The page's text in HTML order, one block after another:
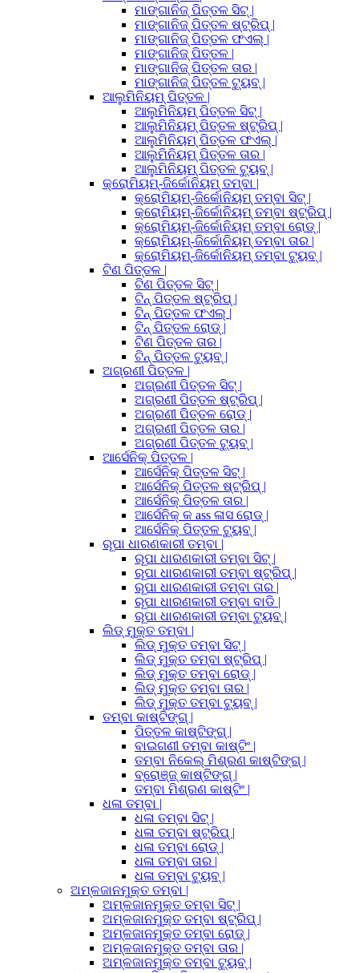
ମାଙ୍ଗାନିଜ୍ ପିତ୍ତଳ ସିଟ୍ |
ମାଙ୍ଗାନିଜ୍ ପିତ୍ତଳ ଷ୍ଟ୍ରିପ୍ |
ମାଙ୍ଗାନିଜ୍ ପିତ୍ତଳ ଫଏଲ୍ |
ମାଙ୍ଗାନିଜ୍ ପିତ୍ତଳ |
ମାଙ୍ଗାନିଜ୍ ପିତ୍ତଳ ତାର |
ମାଙ୍ଗାନିଜ୍ ପିତ୍ତଳ ଟ୍ୟୁବ୍ |
ଆଲୁମିନିୟମ୍ ପିତ୍ତଳ |
ଆଲୁମିନିୟମ୍ ପିତ୍ତଳ ସିଟ୍ |
ଆଲୁମିନିୟମ୍ ପିତ୍ତଳ ଷ୍ଟ୍ରିପ୍ |
ଆଲୁମିନିୟମ୍ ପିତ୍ତଳ ଫଏଲ୍ |
ଆଲୁମିନିୟମ୍ ପିତ୍ତଳ ତାର |
ଆଲୁମିନିୟମ୍ ପିତ୍ତଳ ଟ୍ୟୁବ୍ |
କ୍ରୋମିୟମ୍-ଜିର୍କୋନିୟମ୍ ତମ୍ବା |
କ୍ରୋମିୟମ୍-ଜିର୍କୋନିୟମ୍ ତମ୍ବା ସିଟ୍ |
କ୍ରୋମିୟମ୍-ଜିର୍କୋନିୟମ୍ ତମ୍ବା ଷ୍ଟ୍ରିପ୍ |
କ୍ରୋମିୟମ୍-ଜିର୍କୋନିୟମ୍ ତମ୍ବା ରୋଡ୍ |
କ୍ରୋମିୟମ୍-ଜିର୍କୋନିୟମ୍ ତମ୍ବା ତାର |
କ୍ରୋମିୟମ୍-ଜିର୍କୋନିୟମ୍ ତମ୍ବା ଟ୍ୟୁବ୍ |
ଟିଣ ପିତ୍ତଳ |
ଟିଣ ପିତ୍ତଳ ସିଟ୍ |
ଟିନ୍ ପିତ୍ତଳ ଷ୍ଟ୍ରିପ୍ |
ଟିନ୍ ପିତ୍ତଳ ଫଏଲ୍ |
ଟିନ୍ ପିତ୍ତଳ ରୋଡ୍ |
ଟିଣ ପିତ୍ତଳ ତାର |
ଟିନ୍ ପିତ୍ତଳ ଟ୍ୟୁବ୍ |
ଅଗ୍ରଣୀ ପିତ୍ତଳ |
ଅଗ୍ରଣୀ ପିତ୍ତଳ ସିଟ୍ |
ଅଗ୍ରଣୀ ପିତ୍ତଳ ଷ୍ଟ୍ରିପ୍ |
ଅଗ୍ରଣୀ ପିତ୍ତଳ ରୋଡ୍ |
ଅଗ୍ରଣୀ ପିତ୍ତଳ ତାର |
ଅଗ୍ରଣୀ ପିତ୍ତଳ ଟ୍ୟୁବ୍ |
ଆର୍ସେନିକ୍ ପିତ୍ତଳ |
ଆର୍ସେନିକ୍ ପିତ୍ତଳ ସିଟ୍ |
ଆର୍ସେନିକ୍ ପିତ୍ତଳ ଷ୍ଟ୍ରିପ୍ |
ଆର୍ସେନିକ୍ ପିତ୍ତଳ ତାର |
ଆର୍ସେନିକ୍ କ ass ଳାସ ରୋଡ୍ |
ଆର୍ସେନିକ୍ ପିତ୍ତଳ ଟ୍ୟୁବ୍ |
ରୂପା ଧାରଣକାରୀ ତମ୍ବା |
ରୂପା ଧାରଣକାରୀ ତମ୍ବା ସିଟ୍ |
ରୂପା ଧାରଣକାରୀ ତମ୍ବା ଷ୍ଟ୍ରିପ୍ |
ରୂପା ଧାରଣକାରୀ ତମ୍ବା ତାର |
ରୂପା ଧାରଣକାରୀ ତମ୍ବା ବାଡି |
ରୂପା ଧାରଣକାରୀ ତମ୍ବା ଟ୍ୟୁବ୍ |
ଲିଡ୍ ମୁକ୍ତ ତମ୍ବା |
ଲିଡ୍ ମୁକ୍ତ ତମ୍ବା ସିଟ୍ |
ଲିଡ୍ ମୁକ୍ତ ତମ୍ବା ଷ୍ଟ୍ରିପ୍ |
ଲିଡ୍ ମୁକ୍ତ ତମ୍ବା ରୋଡ୍ |
ଲିଡ୍ ମୁକ୍ତ ତମ୍ବା ତାର |
ଲିଡ୍ ମୁକ୍ତ ତମ୍ବା ଟ୍ୟୁବ୍ |
ତମ୍ବା କାଷ୍ଟିଙ୍ଗ୍ |
ପିତ୍ତଳ କାଷ୍ଟିଙ୍ଗ୍ |
ବାଇଗଣୀ ତମ୍ବା କାଷ୍ଟିଂ |
ତମ୍ବା ନିକେଲ୍ ମିଶ୍ରଣ କାଷ୍ଟିଙ୍ଗ୍ |
ବ୍ରୋଞ୍ଜ୍ କାଷ୍ଟିଙ୍ଗ୍ |
ତମ୍ବା ମିଶ୍ରଣ କାଷ୍ଟିଂ |
ଧଳା ତମ୍ବା |
ଧଳା ତମ୍ବା ସିଟ୍ |
ଧଳା ତମ୍ବା ଷ୍ଟ୍ରିପ୍ |
ଧଳା ତମ୍ବା ରୋଡ୍ |
ଧଳା ତମ୍ବା ତାର |
ଧଳା ତମ୍ବା ଟ୍ୟୁବ୍ |
ଅମ୍ଳଜାନମୁକ୍ତ ତମ୍ବା |
ଅମ୍ଳଜାନମୁକ୍ତ ତମ୍ବା ସିଟ୍ |
ଅମ୍ଳଜାନମୁକ୍ତ ତମ୍ବା ଷ୍ଟ୍ରିପ୍ |
ଅମ୍ଳଜାନମୁକ୍ତ ତମ୍ବା ରୋଡ୍ |
ଅମ୍ଳଜାନମୁକ୍ତ ତମ୍ବା ତାର |
ଅମ୍ଳଜାନମୁକ୍ତ ତମ୍ବା ଟ୍ୟୁବ୍ |